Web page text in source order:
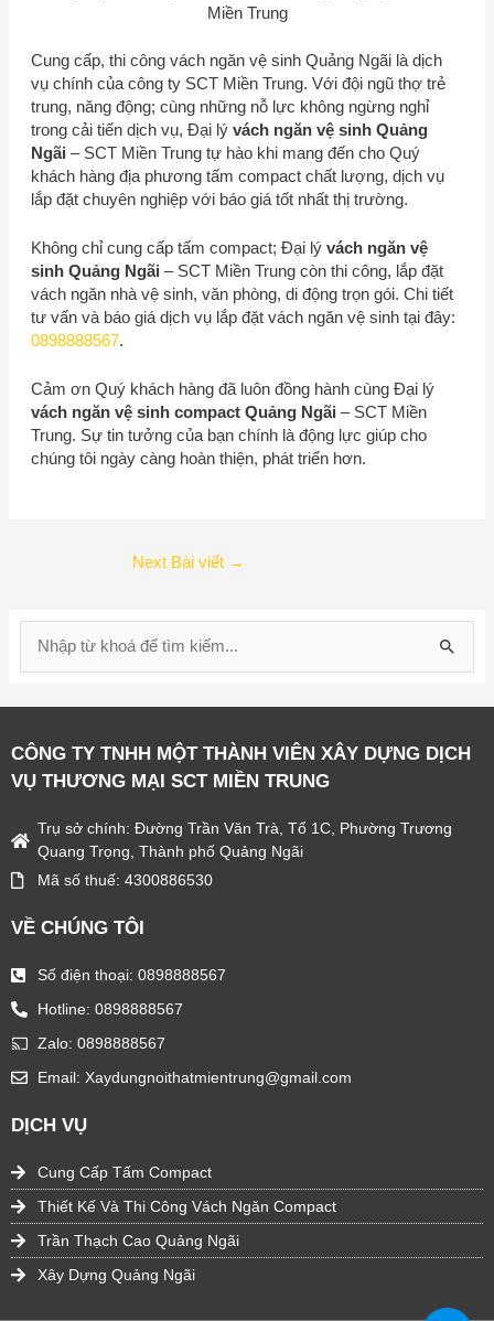
Miền Trung
Cung cấp, thi công vách ngăn vệ sinh Quảng Ngãi là dịch
vụ chính của công ty SCT Miền Trung. Với đội ngũ thợ trẻ
trung, năng động; cùng những nỗ lực không ngừng nghỉ
trong cải tiến dịch vụ, Đại lý vách ngăn vệ sinh Quảng
Ngãi – SCT Miền Trungtự hào khi mang đến cho Quý
khách hàng địa phương tấm compact chất lượng, dịch vụ
lắp đặt chuyên nghiệp với báo giá tốt nhất thị trường.
Không chỉ cung cấp tấm compact; Đại lý vách ngăn vệ
sinh Quảng Ngãi – SCT Miền Trungcòn thi công, lắp đặt
vách ngăn nhà vệ sinh, văn phòng, di động trọn gói. Chi tiết
tư vấn và báo giá dịch vụ lắp đặt vách ngăn vệ sinh tại đây:
0898888567.
Cảm ơn Quý khách hàng đã luôn đồng hành cùng Đại lý
vách ngăn vệ sinh compact Quảng Ngãi – SCT Miền
Trung. Sự tin tưởng của bạn chính là động lực giúp cho
chúng tôi ngày càng hoàn thiện, phát triển hơn.
Next Bài viết →
r
c
f
o
:
CÔNG TY TNHH MỘT THÀNH VIÊN XÂY DỰNG DỊCH
VỤ THƯƠNG MẠI SCT MIỀN TRUNG
Trụ sở chính: Đường Trần Văn Trà, Tổ 1C, Phường Trương
Quang Trọng, Thành phố Quảng Ngãi
Mã số thuế: 4300886530
VỀ CHÚNG TÔI
Số điện thoại: 0898888567
Hotline: 0898888567
Zalo: 0898888567
Email: Xaydungnoithatmientrung@gmail.com
DỊCH VỤ
Cung Cấp Tấm Compact
Thiết Kế Và Thi Công Vách Ngăn Compact
Trần Thạch Cao Quảng Ngãi
Xây Dựng Quảng Ngãi